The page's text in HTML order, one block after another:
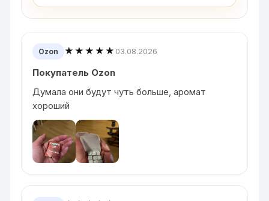
Ozon ★★★★★ 03.08.2026
Покупатель Ozon
Думала они будут чуть больше, аромат
хороший